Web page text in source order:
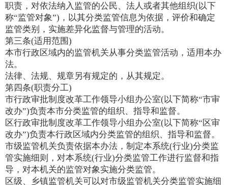
职责，对依法纳入监管的公民、法人或者其他组织(以下
称“监管对象”)，以其分类监管信息为依据，评价和确定
监管类别，实施差异化监督与管理的活动。
第三条(适用范围)
本市行政区域内的监管机关从事分类监管活动，适用本办
法。
法律、法规、规章另有规定的，从其规定。
第四条(职责分工)
市行政审批制度改革工作领导小组办公室(以下简称“市审
改办”)负责本市分类监管的组织、指导和监督。
区行政审批制度改革工作领导小组办公室(以下简称“区审
改办”)负责本行政区域内分类监管的组织、指导和监督。
市级监管机关负责依据本办法，制定本系统(行业)分类监
管实施细则，对本系统(行业)分类监管工作进行监督和指
导，对本机关的监管对象实施分类监管。
区级、乡镇监管机关可以对市级监管机关分类监管实施细